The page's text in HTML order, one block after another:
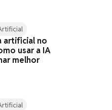
artificial no
usar a IA
melhor